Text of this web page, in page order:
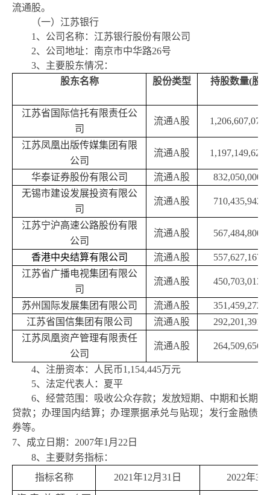
流通股。
（一） 江苏银行
1、公司名称：江苏银行股份有限公司
2、公司地址：南京市中华路26号
3、主要股东情况：
股东名称
股份类型 持股数量(股)
江苏省国际信托有限责任公
司
流通A股 1,206,607,072
江苏凤凰出版传媒集团有限
公司
流通A股 1,197,149,625
华泰证券股份有限公司 流通A股
832,050,000
无锡市建设发展投资有限公
司
流通A股 710,435,942
江苏宁沪高速公路股份有限
公司
流通A股 567,484,800
香港中央结算有限公司 流通A股
557,627,167
江苏省广播电视集团有限公
司
流通A股 450,703,013
苏州国际发展集团有限公司 流通A股
351,459,272
江苏省国信集团有限公司
流通A股
292,201,391
江苏凤凰资产管理有限责任
公司
流通A股 264,509,656
4、注册资本：人民币1,154,445万元
5、法定代表人：夏平
6、经营范围：吸收公众存款；发放短期、中期和长期
贷款；办理国内结算；办理票据承兑与贴现；发行金融债
券等。
7、成立日期：2007年1月22日
8、主要财务指标：
指标名称
2021年12月31日 2022年3